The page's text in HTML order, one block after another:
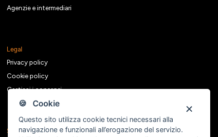
🍪 Cookie
Questo sito utilizza cookie tecnici necessari alla
navigazione e funzionali all’erogazione del servizio.
Agenzie e intermediari
Legal
Privacy policy
Cookie policy
Gestisci i consensi
Seguici sui social